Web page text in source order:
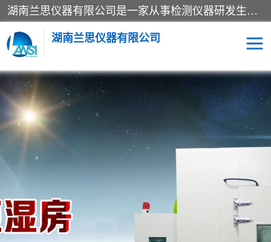
湖南兰思仪器有限公司是一家从事检测仪器研发生产销售和维修保养服务的综合型企业，产品符合国际标准可按需定制专业售前售后工程师，主要有门窗性能体验箱、门窗隔音展示箱、恒温恒湿试验箱、步入式恒温恒湿房、高低温试验箱、老化试验箱、老化试验房、恒温恒湿培养箱、水泥标准养护试验箱、电热鼓风干燥试验箱、真空干燥箱、工业烤箱、盐雾腐蚀试验箱等。
湖南兰思仪器有限公司
老化房 恒温恒湿试验箱
工业烘箱 门窗体验箱